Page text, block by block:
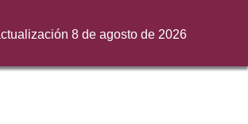
8 de agosto de 2026